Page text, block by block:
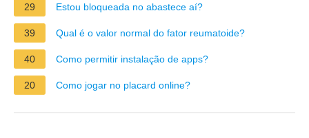
29
Estou bloqueada no abastece aí?
39 Qual é o valor normal do fator reumatoide?
40 Como permitir instalação de apps?
20 Como jogar no placard online?